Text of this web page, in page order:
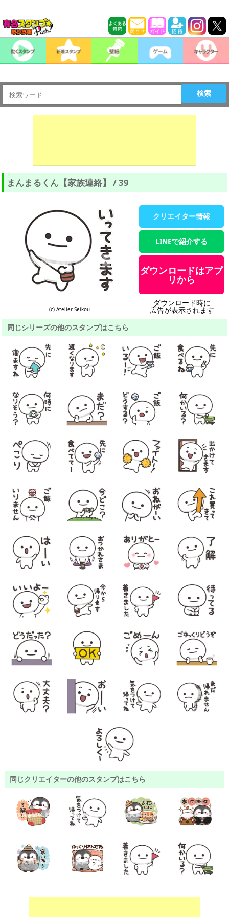
検索
まんまるくん【家族連絡】 / 39
(c) Atelier Seikou
クリエイター情報
LINEで紹介する
ダウンロードはアプ
リから
ダウンロード時に
広告が表示されます
同じシリーズの他のスタンプはこちら
同じクリエイターの他のスタンプはこちら